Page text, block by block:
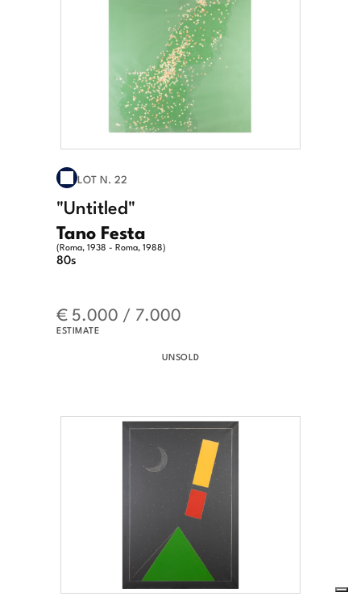
LOT N. 22
Tano Festa
(Roma, 1938 - Roma, 1988)
"Untitled"
80s
€ 5.000 / 7.000
ESTIMATE
UNSOLD